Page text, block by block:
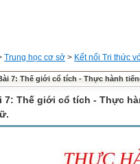
Trung học cơ sở > Kết nối Tri thức
7: Thế giới cổ tích - Thực hành
7: Thế giới cổ tích - Thực